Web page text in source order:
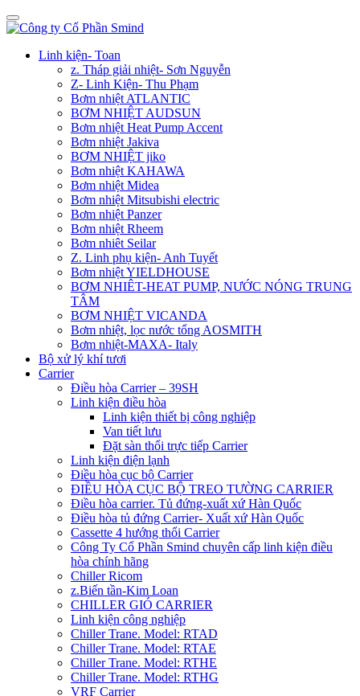
Linh kiện- Toan
z. Tháp giải nhiệt- Sơn Nguyễn
Z- Linh Kiện- Thu Phạm
Bơm nhiệt ATLANTIC
BƠM NHIỆT AUDSUN
Bơm nhiệt Heat Pump Accent
Bơm nhiệt Jakiva
BƠM NHIỆT jiko
Bơm nhiệt KAHAWA
Bơm nhiệt Midea
Bơm nhiệt Mitsubishi electric
Bơm nhiệt Panzer
Bơm nhiệt Rheem
Bơm nhiêt Seilar
Z. Linh phụ kiện- Anh Tuyết
Bơm nhiệt YIELDHOUSE
BƠM NHIÊT-HEAT PUMP, NƯỚC NÓNG TRUNG
TÂM
BƠM NHIỆT VICANDA
Bơm nhiệt, lọc nước tổng AOSMITH
Bơm nhiệt-MAXA- Italy
Bộ xử lý khí tươi
Carrier
Điều hòa Carrier – 39SH
Linh kiện điều hòa
Linh kiện thiết bị công nghiệp
Van tiết lưu
Đặt sàn thổi trực tiếp Carrier
Linh kiện điện lạnh
Điều hòa cục bộ Carrier
ĐIỀU HÒA CỤC BỘ TREO TƯỜNG CARRIER
Điều hòa carrier. Tủ đứng-xuất xứ Hàn Quốc
Điều hòa tủ đứng Carrier- Xuất xứ Hàn Quốc
Cassette 4 hướng thổi Carrier
Công Ty Cổ Phần Smind chuyên cấp linh kiện điều
hòa chính hãng
Chiller Ricom
z.Biến tần-Kim Loan
CHILLER GIÓ CARRIER
Linh kiện công nghiệp
Chiller Trane. Model: RTAD
Chiller Trane. Model: RTAE
Chiller Trane. Model: RTHE
Chiller Trane. Model: RTHG
VRF Carrier